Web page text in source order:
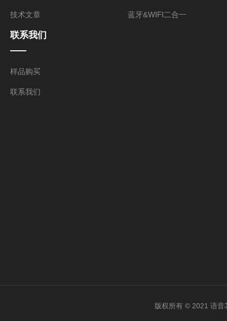
技术文章 蓝牙&WIFI二合一
联系我们
样品购买
联系我们
版权所有 © 2021 语